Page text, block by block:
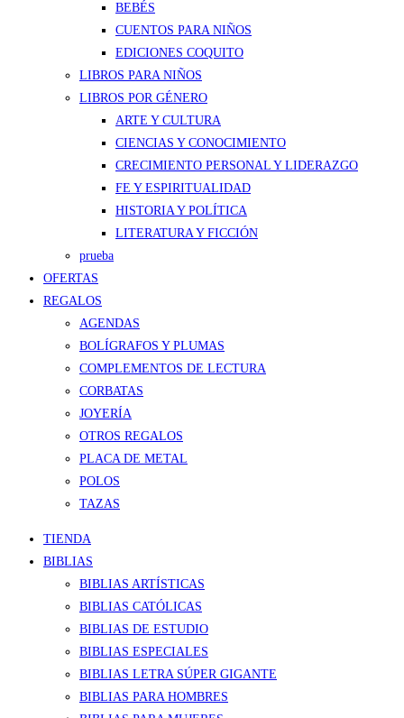
BEBÉS
CUENTOS PARA NIÑOS
EDICIONES COQUITO
LIBROS PARA NIÑOS
LIBROS POR GÉNERO
ARTE Y CULTURA
CIENCIAS Y CONOCIMIENTO
CRECIMIENTO PERSONAL Y LIDERAZGO
FE Y ESPIRITUALIDAD
HISTORIA Y POLÍTICA
LITERATURA Y FICCIÓN
prueba
OFERTAS
REGALOS
AGENDAS
BOLÍGRAFOS Y PLUMAS
COMPLEMENTOS DE LECTURA
CORBATAS
JOYERÍA
OTROS REGALOS
PLACA DE METAL
POLOS
TAZAS
TIENDA
BIBLIAS
BIBLIAS ARTÍSTICAS
BIBLIAS CATÓLICAS
BIBLIAS DE ESTUDIO
BIBLIAS ESPECIALES
BIBLIAS LETRA SÚPER GIGANTE
BIBLIAS PARA HOMBRES